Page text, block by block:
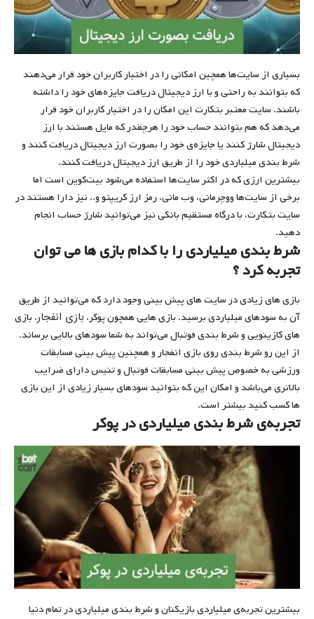
بسیاری از سایت‌ها همچین امکانی را در اختیار کاربران خود قرار می‌دهند
که بتوانند به راحتی و با ارز دیجیتال دریافت جایزه‌های خود را داشته
باشند. سایت معتبر بتکارت این امکان را در اختیار کاربران خود قرار
می‌دهد که هم بتوانند حساب خود را هرچقدر که مایل هستند با ارز
دیجیتال شارژ کنند یا جایزه‌ی خود را بصورت ارز دیجیتال دریافت کنند و
شرط بندی میلیاردی خود را از طریق ارز دیجیتال دریافت کنند.
بیشترین ارزی که در اکثر سایت‌ها استفاده می‌شود بیت‌کوین است اما
برخی از سایت‌ها ووچرمانی، وب مانی، رمز ارز کریپتو و.. نیز دارا هستند در
سایت بتکارت، با درگاه مستقیم بانکی نیز می‌توانید شارژ حساب انجام
دهید.
شرط بندی میلیاردی را با کدام بازی ها می توان
تجربه کرد ؟
بازی های زیادی در سایت های پیش بینی وجود دارد که می‌توانید از طریق
آن به سودهای میلیاردی برسید. بازی هایی همچون پوکر، بازی انفجار، بازی
های کازینویی و شرط بندی فوتبال می‌تواند به شما سودهای بالایی برساند.
از این رو شرط بندی روی بازی انفجار و همچنین پیش بینی مسابقات
ورزشی به خصوص پیش بینی مسابقات فوتبال و تنیس دارای ضرایب
بالاتری می‌باشد و امکان این که بتوانید سودهای بسیار زیادی از این بازی
ها کسب کنید بیشتر است.
تجربه‌ی شرط بندی میلیاردی در پوکر
بیشترین تجربه‌ی میلیاردی بازیکنان و شرط بندی میلیاردی در تمام دنیا